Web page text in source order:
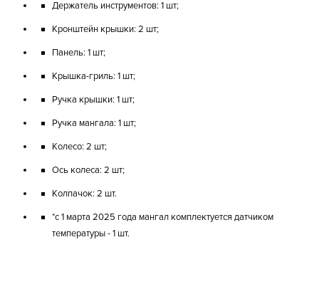
Держатель инструментов: 1 шт;
Кронштейн крышки: 2 шт;
Панель: 1 шт;
Крышка-гриль: 1 шт;
Ручка крышки: 1 шт;
Ручка мангала: 1 шт;
Колесо: 2 шт;
Ось колеса: 2 шт;
Колпачок: 2 шт.
*с 1 марта 2025 года мангал комплектуется датчиком
температуры - 1 шт.